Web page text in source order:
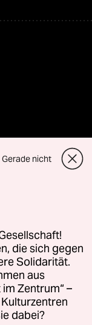
für Genehmigungen
Richtlinien
AGB
Gerade nicht
die sich gegen
Solidarität.
aus
Zentrum“ –
dabei?